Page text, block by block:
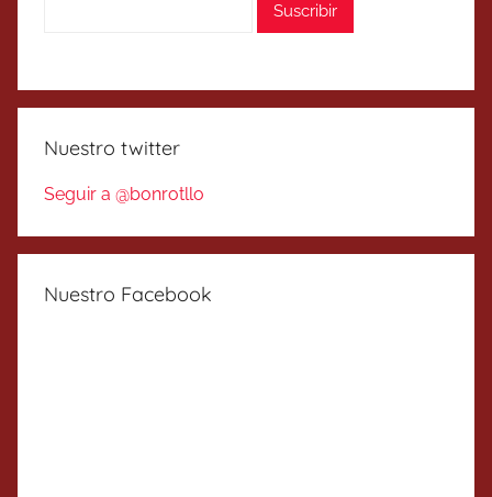
Nuestro twitter
Seguir a @bonrotllo
Nuestro Facebook